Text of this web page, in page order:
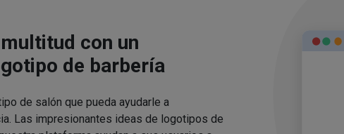
con un
de barbería
de salón que pueda ayudarle a
Las impresionantes ideas de logotipos de